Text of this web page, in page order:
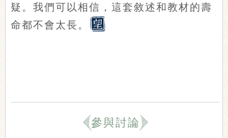
疑。我們可以相信，這套敘述和教材的壽
命都不會太長。
參與討論